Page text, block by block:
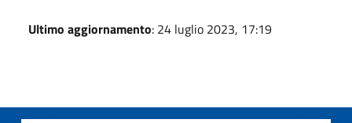
Ultimo aggiornamento: 24 luglio 2023, 17:19